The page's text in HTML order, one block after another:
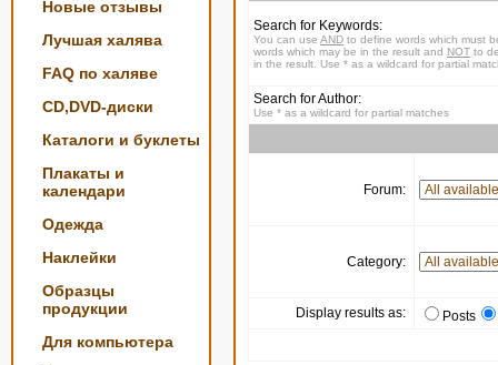
Новые отзывы
Лучшая халява
FAQ по халяве
CD,DVD-диски
Каталоги и буклеты
Плакаты и
календари
Одежда
Наклейки
Образцы
продукции
Для компьютера
Search for Keywords:
You can use AND to define words which must
words which may be in the result and NOT to
in the result. Use * as a wildcard for partial
Search for Author:
Use * as a wildcard for partial matches
Forum:
Category:
Display results as: Posts